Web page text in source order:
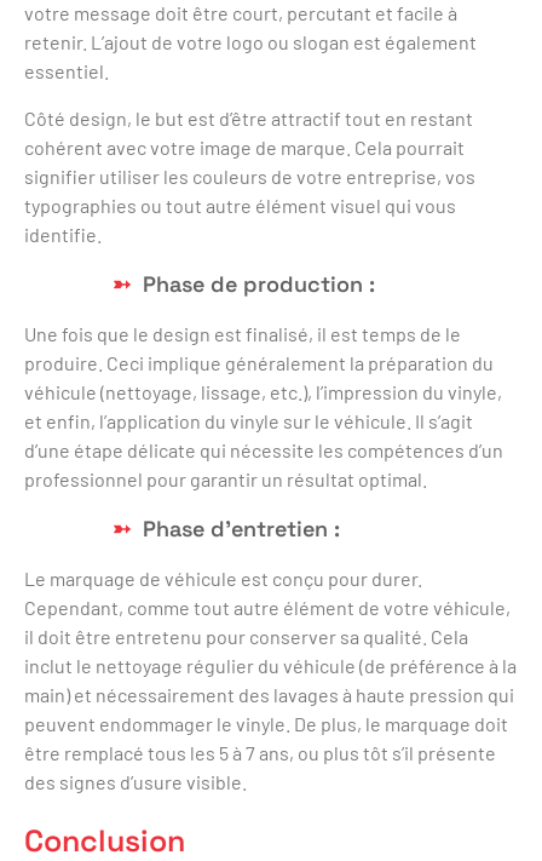
votre message doit être court, percutant et facile à
retenir. L’ajout de votre logo ou slogan est également
essentiel.
Côté design, le but est d’être attractif tout en restant
cohérent avec votre image de marque. Cela pourrait
signifier utiliser les couleurs de votre entreprise, vos
typographies ou tout autre élément visuel qui vous
identifie.
Phase de production :
Une fois que le design est finalisé, il est temps de le
produire. Ceci implique généralement la préparation du
véhicule (nettoyage, lissage, etc.), l’impression du vinyle,
et enfin, l’application du vinyle sur le véhicule. Il s’agit
d’une étape délicate qui nécessite les compétences d’un
professionnel pour garantir un résultat optimal.
Phase d’entretien :
Le marquage de véhicule est conçu pour durer.
Cependant, comme tout autre élément de votre véhicule,
il doit être entretenu pour conserver sa qualité. Cela
inclut le nettoyage régulier du véhicule (de préférence à la
main) et nécessairement des lavages à haute pression qui
peuvent endommager le vinyle. De plus, le marquage doit
être remplacé tous les 5 à 7 ans, ou plus tôt s’il présente
des signes d’usure visible.
Conclusion